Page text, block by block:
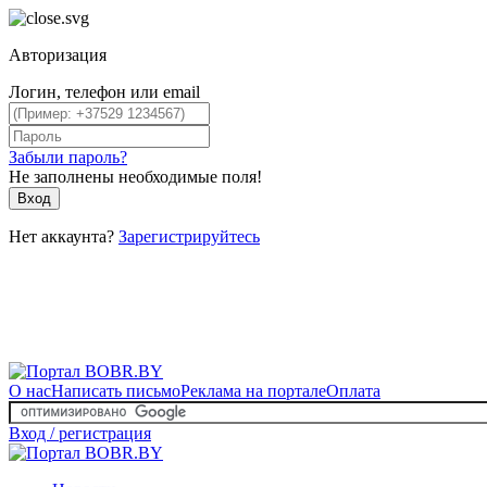
Авторизация
Логин, телефон или email
Забыли пароль?
Не заполнены необходимые поля!
Вход
Нет аккаунта? Зарегистрируйтесь
О насНаписать письмоРеклама на порталеОплата
Вход / регистрация